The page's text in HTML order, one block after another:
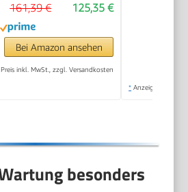
125,35 €
161,39 €
Bei Amazon ansehen
Preis inkl. MwSt., zzgl. Versandkosten
* Anzeige
besonders